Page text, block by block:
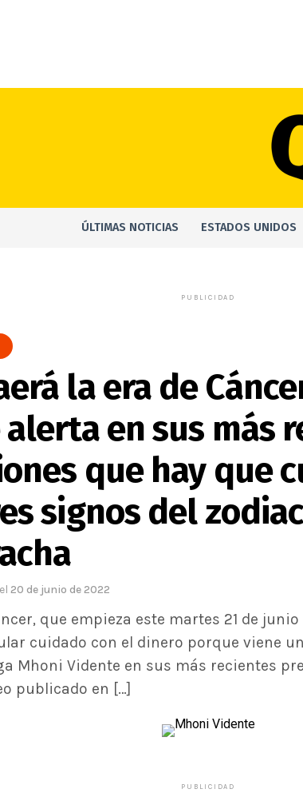
ÚLTIMAS NOTICIAS ESTADOS UNIDOS
PUBLICIDAD
la era de
en sus más
que hay que
signos del
el 20 de junio de 2022
que empieza este martes 21 de
cuidado con el dinero porque viene
Mhoni Vidente en sus más recientes
publicado en […]
PUBLICIDAD